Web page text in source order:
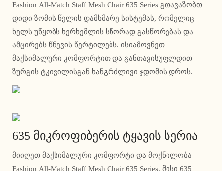
Fashion All-Match Staff Mesh Chair 635 Series გთავაზობთ
დიდი ზომის წელის დამხმარე სისტემას, რომელიც
ხელს უწყობს ხერხემლის სწორად გასწორებას და
ამცირებს წნევის წერტილებს. ისიამოვნეთ
მაქსიმალური კომფორტით და განთავისუფლდით
ზურგის ტკივილისგან ხანგრძლივი ჯდომის დროს.
635 მიკროფიბერის ტყავის სერია
მიიღეთ მაქსიმალური კომფორტი და მოქნილობა
Fashion All-Match Staff Mesh Chair 635 Series. მისი 635